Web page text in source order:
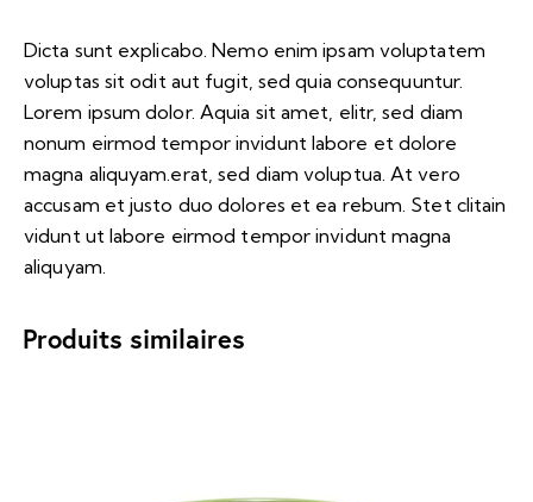
Dicta sunt explicabo. Nemo enim ipsam voluptatem
voluptas sit odit aut fugit, sed quia consequuntur.
Lorem ipsum dolor. Aquia sit amet, elitr, sed diam
nonum eirmod tempor invidunt labore et dolore
magna aliquyam.erat, sed diam voluptua. At vero
accusam et justo duo dolores et ea rebum. Stet clitain
vidunt ut labore eirmod tempor invidunt magna
aliquyam.
Produits similaires